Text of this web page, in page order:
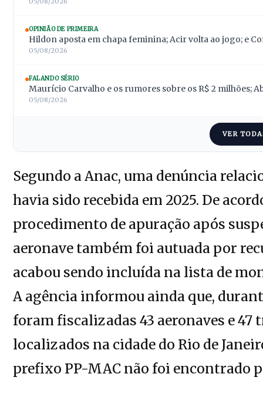
OPINIÃO DE PRIMEIRA
Hildon aposta em chapa feminina; Acir volta ao jogo; e
05/08/2026
FALANDO SÉRIO
Maurício Carvalho e os rumores sobre os R$ 2 milhões;
05/08/2026
VER
Segundo a Anac, uma denúncia
havia sido recebida em 2025. De
procedimento de apuração após
aeronave também foi autuada por
acabou sendo incluída na lista de
A agência informou ainda que,
foram fiscalizadas 43 aeronaves e
localizados na cidade do Rio de
prefixo PP-MAC não foi encontrado